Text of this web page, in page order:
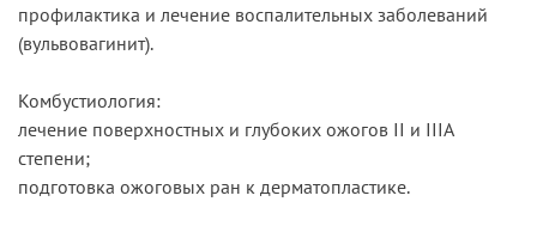
профилактика и лечение воспалительных заболеваний
(вульвовагинит).
Комбустиология:
лечение поверхностных и глубоких ожогов II и IIIА
степени;
подготовка ожоговых ран к дерматопластике.